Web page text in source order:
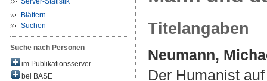
Blättern
Suchen
Suche nach Personen
im Publikationsserver
bei BASE
Titelangaben
Neumann,
Der Humanist